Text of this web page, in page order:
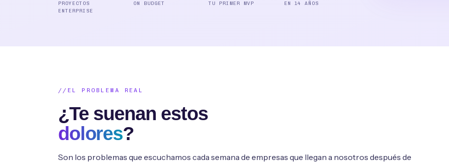
PROYECTOS
ENTERPRISE
ON BUDGET
TU PRIMER MVP
EN 14 AÑOS
EL PROBLEMA REAL
¿Te suenan estos
dolores?
Son los problemas que escuchamos cada semana de empresas que llegan a nosotros después de